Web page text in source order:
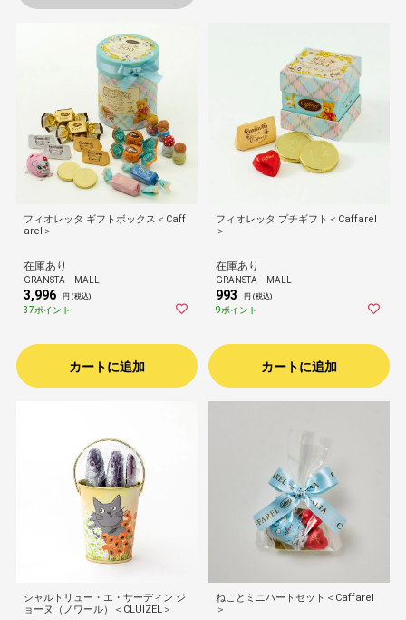
フィオレッタ ギフトボックス＜Caff
arel＞
在庫あり
GRANSTA MALL
3,996 円 (税込)
37ポイント
カートに追加
フィオレッタ プチギフト＜Caffarel
＞
在庫あり
GRANSTA MALL
993 円 (税込)
9ポイント
カートに追加
シャルトリュー・エ・サーディン ジ
ョーヌ（ノワール）＜CLUIZEL＞
ねことミニハートセット＜Caffarel
＞